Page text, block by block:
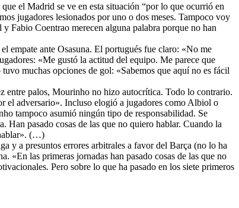
el Madrid se ve en esta situación “por lo que ocurrió en
jugadores lesionados por uno o dos meses. Tampoco voy
Fabio Coentrao merecen alguna palabra porque no han
empate ante Osasuna. El portugués fue claro: «No me
«Me gustó la actitud del equipo. Me parece que
muchas opciones de gol: «Sabemos que aquí no es fácil
entre palos, Mourinho no hizo autocrítica. Todo lo contrario.
el adversario». Incluso elogió a jugadores como Albiol o
tampoco asumió ningún tipo de responsabilidad. Se
Han pasado cosas de las que no quiero hablar. Cuando la
(…)
y a presuntos errores arbitrales a favor del Barça (no lo ha
«En las primeras jornadas han pasado cosas de las que no
Pero sobre lo que ha pasado en los siete primeros